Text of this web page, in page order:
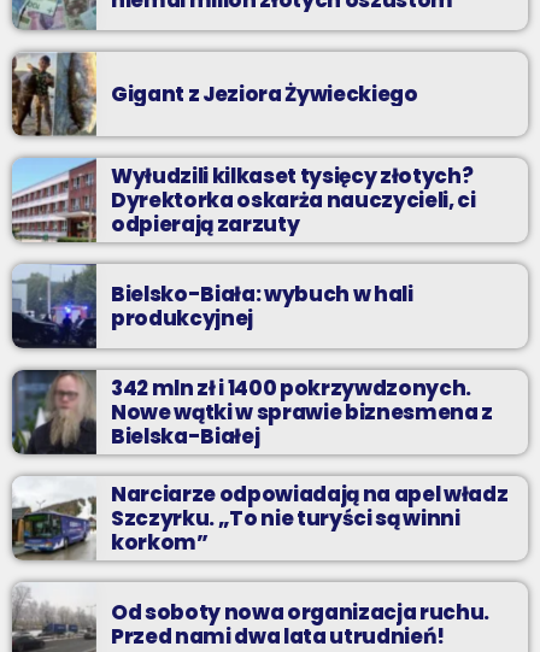
Gigant z Jeziora Żywieckiego
Wyłudzili kilkaset tysięcy złotych?
Dyrektorka oskarża nauczycieli, ci
odpierają zarzuty
Bielsko-Biała: wybuch w hali
produkcyjnej
342 mln zł i 1400 pokrzywdzonych.
Nowe wątki w sprawie biznesmena z
Bielska-Białej
Narciarze odpowiadają na apel władz
Szczyrku. „To nie turyści są winni
korkom”
Od soboty nowa organizacja ruchu.
Przed nami dwa lata utrudnień!